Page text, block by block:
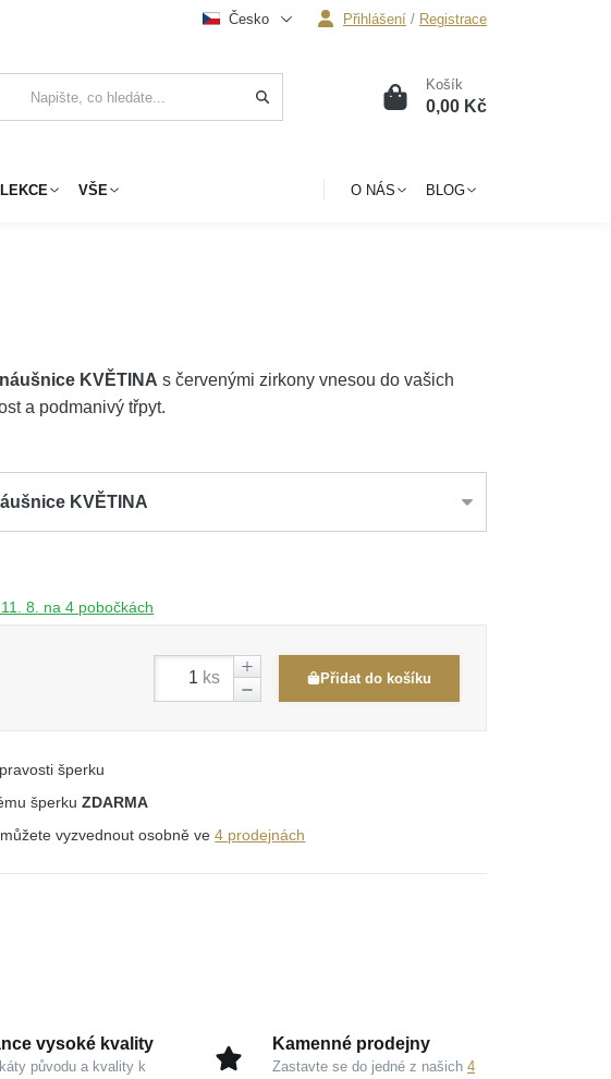
Česko Přihlášení / Registrace
0 Košík
0,00 Kč
VŠE O NÁS BLOG
KVĚTINA s červenými zirkony vnesou do vašich
a podmanivý třpyt.
KVĚTINA
8. na 4 pobočkách
ks Přidat do košíku
šperku
šperkuZDARMA
vyzvednout osobně ve4 prodejnách
vysoké kvality
původu a kvality k
Kamenné prodejny
Zastavte se do jedné z našich 4